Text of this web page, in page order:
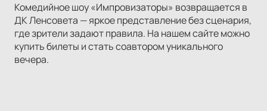
Комедийное шоу «Импровизаторы» возвращается в
ДК Ленсовета — яркое представление без сценария,
где зрители задают правила. На нашем сайте можно
купить билеты и стать соавтором уникального
вечера.